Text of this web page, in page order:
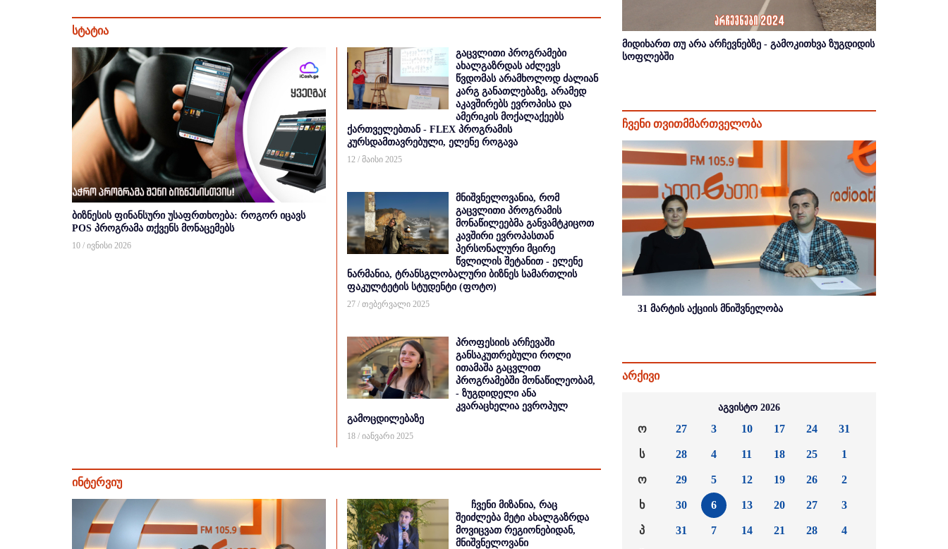
სტატია
ბიზნესის ფინანსური უსაფრთხოება: როგორ იცავს
POS პროგრამა თქვენს მონაცემებს
10 / ივნისი 2026
გაცვლითი პროგრამები
ახალგაზრდას აძლევს
წვდომას არამხოლოდ ძალიან
კარგ განათლებაზე, არამედ
აკავშირებს ევროპისა და
ამერიკის მოქალაქეებს
ქართველებთან - FLEX პროგრამის
კურსდამთავრებული, ელენე როგავა
12 / მაისი 2025
მნიშვნელოვანია, რომ
გაცვლითი პროგრამის
მონაწილეებმა განვამტკიცოთ
კავშირი ევროპასთან
პერსონალური მცირე
წვლილის შეტანით - ელენე
ნარმანია, ტრანსგლობალური ბიზნეს სამართლის
ფაკულტეტის სტუდენტი (ფოტო)
27 / თებერვალი 2025
პროფესიის არჩევაში
განსაკუთრებული როლი
ითამაშა გაცვლით
პროგრამებში მონაწილეობამ,
- ზუგდიდელი ანა
კვარაცხელია ევროპულ
გამოცდილებაზე
18 / იანვარი 2025
ინტერვიუ
ჩვენი მიზანია, რაც
შეიძლება მეტი ახალგაზრდა
მოვიცვათ რეგიონებიდან,
მნიშვნელოვანი
მიდიხართ თუ არა არჩევნებზე - გამოკითხვა ზუგდიდის
სოფლებში
ჩვენი თვითმმართველობა
31 მარტის აქციის მნიშვნელობა
არქივი
აგვისტო 2026
ო
ს
ო
ხ
პ
27
28
29
30
31
3
4
5
6
7
10
11
12
13
14
17
18
19
20
21
24
25
26
27
28
31
1
2
3
4